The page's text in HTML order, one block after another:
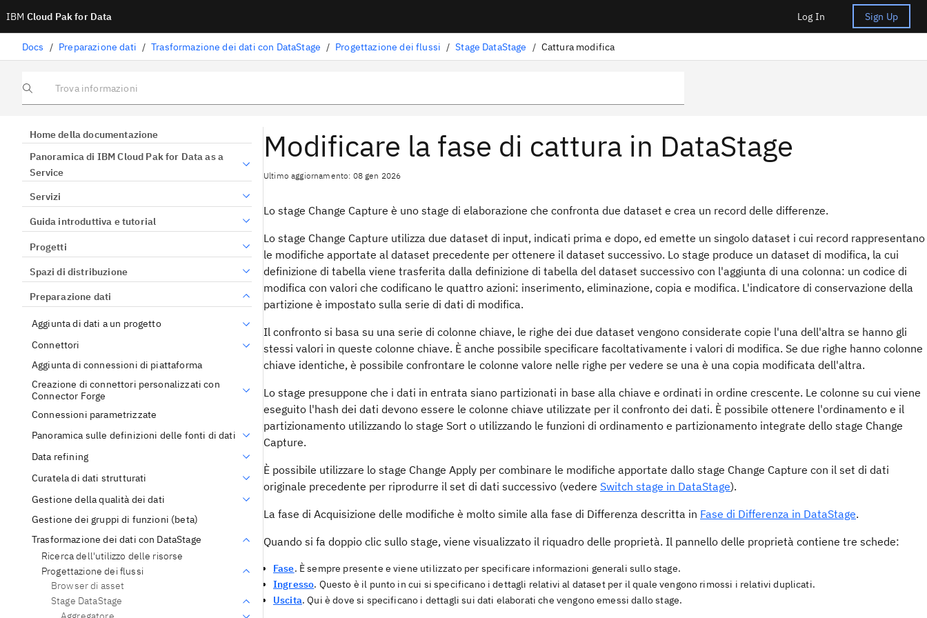
IBM Cloud Pak for Data Log In Sign Up
Docs / Preparazione dati / Trasformazione dei dati con DataStage / Progettazione dei flussi / Stage DataStage / Cattura modifica
Trova informazioni
Home della documentazione
Panoramica di IBM Cloud Pak for Data as a
Service
Servizi
Guida introduttiva e tutorial
Progetti
Spazi di distribuzione
Preparazione dati
Aggiunta di dati a un progetto
Connettori
Aggiunta di connessioni di piattaforma
Creazione di connettori personalizzati con
Connector Forge
Connessioni parametrizzate
Panoramica sulle definizioni delle fonti di dati
Data refining
Curatela di dati strutturati
Gestione della qualità dei dati
Gestione dei gruppi di funzioni (beta)
Trasformazione dei dati con DataStage
Ricerca dell'utilizzo delle risorse
Progettazione dei flussi
Browser di asset
Stage DataStage
Modificare la fase di cattura in DataStage
Ultimo aggiornamento: 08 gen 2026
Lo stage Change Capture è uno stage di elaborazione che confronta due dataset e crea un record delle differenze.
Lo stage Change Capture utilizza due dataset di input, indicati prima e dopo, ed emette un singolo dataset i cui record rappresentano
le modifiche apportate al dataset precedente per ottenere il dataset successivo. Lo stage produce un dataset di modifica, la cui
definizione di tabella viene trasferita dalla definizione di tabella del dataset successivo con l'aggiunta di una colonna: un codice di
modifica con valori che codificano le quattro azioni: inserimento, eliminazione, copia e modifica. L'indicatore di conservazione della
partizione è impostato sulla serie di dati di modifica.
Il confronto si basa su una serie di colonne chiave, le righe dei due dataset vengono considerate copie l'una dell'altra se hanno gli
stessi valori in queste colonne chiave. È anche possibile specificare facoltativamente i valori di modifica. Se due righe hanno colonne
chiave identiche, è possibile confrontare le colonne valore nelle righe per vedere se una è una copia modificata dell'altra.
Lo stage presuppone che i dati in entrata siano partizionati in base alla chiave e ordinati in ordine crescente. Le colonne su cui viene
eseguito l'hash dei dati devono essere le colonne chiave utilizzate per il confronto dei dati. È possibile ottenere l'ordinamento e il
partizionamento utilizzando lo stage Sort o utilizzando le funzioni di ordinamento e partizionamento integrate dello stage Change
Capture.
È possibile utilizzare lo stage Change Apply per combinare le modifiche apportate dallo stage Change Capture con il set di dati
originale precedente per riprodurre il set di dati successivo (vedere Switch stage in DataStage).
La fase di Acquisizione delle modifiche è molto simile alla fase di Differenza descritta in Fase di Differenza in DataStage.
Quando si fa doppio clic sullo stage, viene visualizzato il riquadro delle proprietà. Il pannello delle proprietà contiene tre schede:
Fase. È sempre presente e viene utilizzato per specificare informazioni generali sullo stage.
Ingresso. Questo è il punto in cui si specificano i dettagli relativi al dataset per il quale vengono rimossi i relativi duplicati.
Uscita. Qui è dove si specificano i dettagli sui dati elaborati che vengono emessi dallo stage.